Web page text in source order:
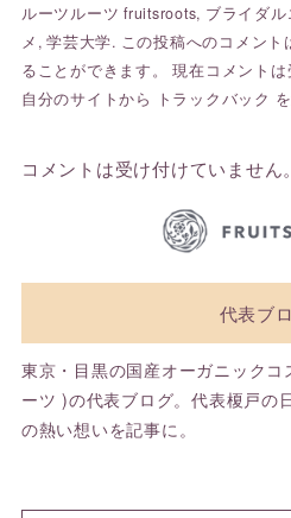
ルーツルーツ fruitsroots, ブライダル
メ ,学芸大学. この投稿へのコメント
ることができます。 現在コメント
自分のサイトから
トラックバック
コメントは受け付けていません。
代表ブ
東京・目黒の国産オーガニック
ーツ )の代表ブログ。代表榎戸の
の熱い想いを記事に。